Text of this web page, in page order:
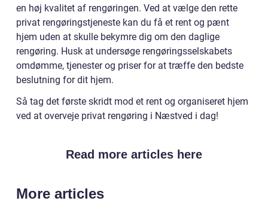
en høj kvalitet af rengøringen. Ved at vælge den rette
privat rengøringstjeneste kan du få et rent og pænt
hjem uden at skulle bekymre dig om den daglige
rengøring. Husk at undersøge rengøringsselskabets
omdømme, tjenester og priser for at træffe den bedste
beslutning for dit hjem.
Så tag det første skridt mod et rent og organiseret hjem
ved at overveje privat rengøring i Næstved i dag!
Read more articles here
More articles